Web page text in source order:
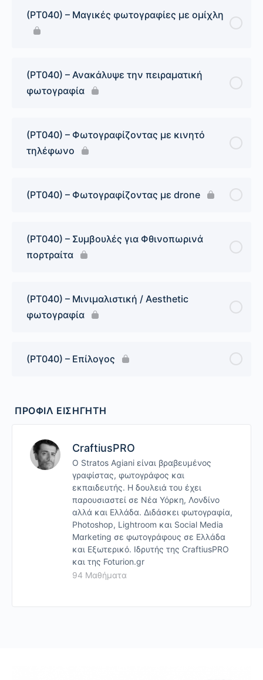
(PT040) – Μαγικές φωτογραφίες με ομίχλη
(PT040) – Ανακάλυψε την πειραματική
φωτογραφία
(PT040) – Φωτογραφίζοντας με κινητό
τηλέφωνο
(PT040) – Φωτογραφίζοντας με drone
(PT040) – Συμβουλές για Φθινοπωρινά
πορτραίτα
(PT040) – Μινιμαλιστική / Aesthetic
φωτογραφία
(PT040) – Επίλογος
ΠΡΟΦΊΛ ΕΙΣΗΓΗΤΉ
CraftiusPRO
Ο Stratos Agiani είναι βραβευμένος
γραφίστας, φωτογράφος και
εκπαιδευτής. Η δουλειά του έχει
παρουσιαστεί σε Νέα Υόρκη, Λονδίνο
αλλά και Ελλάδα. Διδάσκει φωτογραφία,
Photoshop, Lightroom και Social Media
Mαrketing σε φωτογράφους σε Ελλάδα
και Εξωτερικό. Ιδρυτής της CraftiusPRO
και της Foturion.gr
94 Μαθήματα